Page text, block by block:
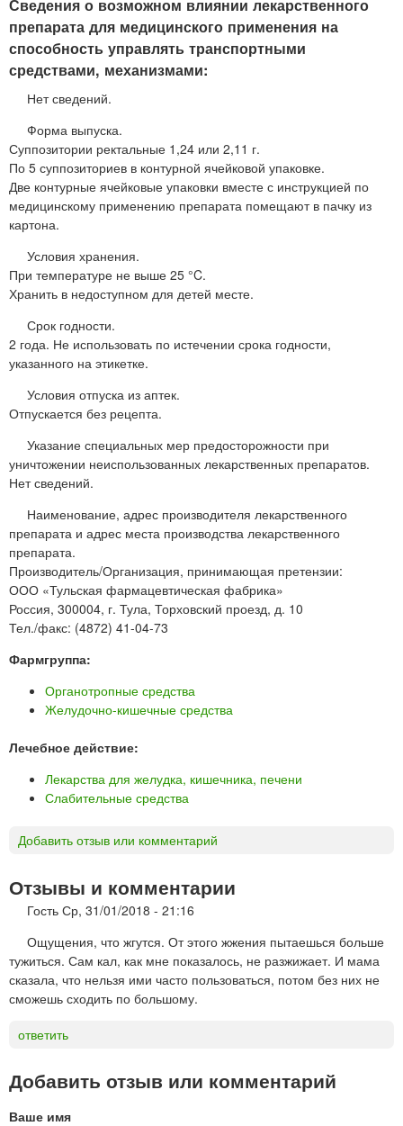
Сведения о возможном влиянии лекарственного
препарата для медицинского применения на
способность управлять транспортными
средствами, механизмами:
Нет сведений.
Форма выпуска.
Суппозитории ректальные 1,24 или 2,11 г.
По 5 суппозиториев в контурной ячейковой упаковке.
Две контурные ячейковые упаковки вместе с инструкцией по
медицинскому применению препарата помещают в пачку из
картона.
Условия хранения.
При температуре не выше 25 °C.
Хранить в недоступном для детей месте.
Срок годности.
2 года. Не использовать по истечении срока годности,
указанного на этикетке.
Условия отпуска из аптек.
Отпускается без рецепта.
Указание специальных мер предосторожности при
уничтожении неиспользованных лекарственных препаратов.
Нет сведений.
Наименование, адрес производителя лекарственного
препарата и адрес места производства лекарственного
препарата.
Производитель/Организация, принимающая претензии:
ООО «Тульская фармацевтическая фабрика»
Россия, 300004, г. Тула, Торховский проезд, д. 10
Тел./факс: (4872) 41-04-73
Фармгруппа:
Органотропные средства
Желудочно-кишечные средства
Лечебное действие:
Лекарства для желудка, кишечника, печени
Слабительные средства
Добавить отзыв или комментарий
Отзывы и комментарии
Гость Ср, 31/01/2018 - 21:16
Ощущения, что жгутся. От этого жжения пытаешься больше
тужиться. Сам кал, как мне показалось, не разжижает. И мама
сказала, что нельзя ими часто пользоваться, потом без них не
сможешь сходить по большому.
ответить
Добавить отзыв или комментарий
Ваше имя